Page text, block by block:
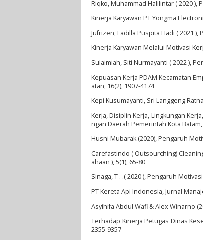
Riqko, Muhammad Halilintar ( 2020
Kinerja Karyawan PT Yongma
Jufrizen, Fadilla Puspita Hadi ( 2021
Kinerja Karyawan Melalui Motivasi
Sulaimiah, Siti Nurmayanti ( 2022 ),
Kepuasan Kerja PDAM Kecamatan
atan, 16(2), 1907-4174
Kepi Kusumayanti, Sri Langgeng
Kerja, Disiplin Kerja, Lingkungan
ngan Daerah Pemerintah Kota
Husni Mubarak (2020), Pengaruh
Carefastindo ( Outsourching)
ahaan ), 5(1), 65-80
Sinaga, T . .( 2020 ), Pengaruh
PT Kereta Api Indonesia, Jurnal
Asyihifa Abdul Wafi & Alex Winarno
Terhadap Kinerja Petugas Dinas
2355-9357